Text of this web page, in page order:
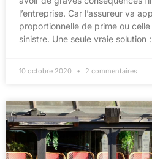
l’entreprise. Car l’assureur va
proportionnelle de prime ou
sinistre. Une seule vraie solution
10 octobre 2020 2 commentaires